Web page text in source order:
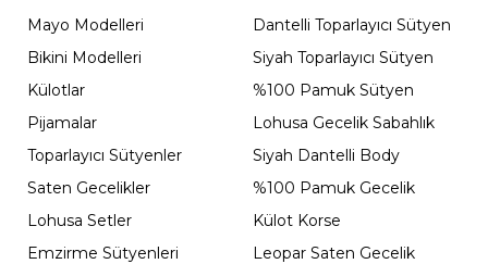
Mayo Modelleri
Bikini Modelleri
Külotlar
Pijamalar
Toparlayıcı Sütyenler
Saten Gecelikler
Lohusa Setler
Emzirme Sütyenleri
Dantelli Toparlayıcı Sütyen
Siyah Toparlayıcı Sütyen
%100 Pamuk Sütyen
Lohusa Gecelik Sabahlık
Siyah Dantelli Body
%100 Pamuk Gecelik
Külot Korse
Leopar Saten Gecelik